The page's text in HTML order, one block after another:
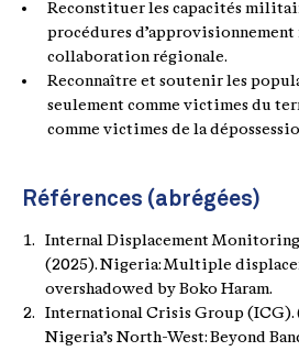
Reconstituer les capacités
procédures d’approvisionnement
collaboration régionale.
Reconnaître et soutenir les
seulement comme victimes du
comme victimes de la
Références (abrégées)
Internal Displacement
(2025). Nigeria: Multiple
overshadowed by Boko Haram.
International Crisis Group (ICG).
Nigeria’s North-West: Beyond